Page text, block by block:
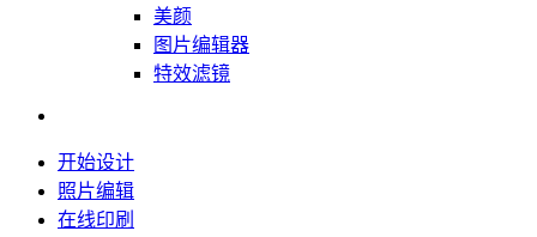
美颜
图片编辑器
特效滤镜
开始设计
照片编辑
在线印刷